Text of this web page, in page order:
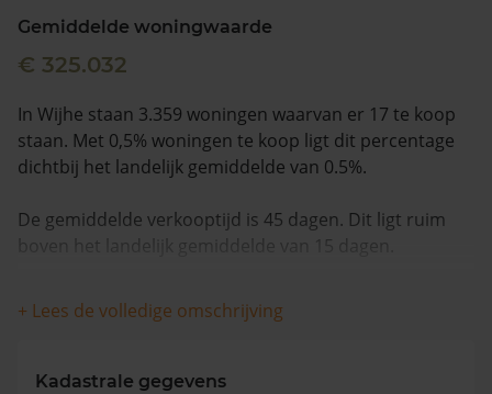
Maandag t/m vrijdag - 08:00 -18:00
Gemiddelde woningwaarde
€ 325.032
In Wijhe staan 3.359 woningen waarvan er 17 te koop
staan. Met 0,5% woningen te koop ligt dit percentage
dichtbij het landelijk gemiddelde van 0.5%.
De gemiddelde verkooptijd is 45 dagen. Dit ligt ruim
boven het landelijk gemiddelde van 15 dagen.
Wanneer we naar de laatste 12 maanden kijken
worden appartementen gemiddeld voor €549.000
gemiddelde vraagprijs is €505.529. In de afgelopen 12
+ Lees de volledige omschrijving
Kadastrale gegevens